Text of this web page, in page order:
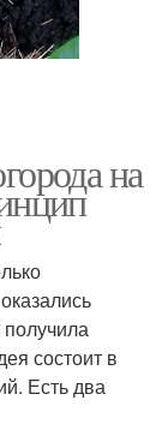
на
состоит в
Есть два